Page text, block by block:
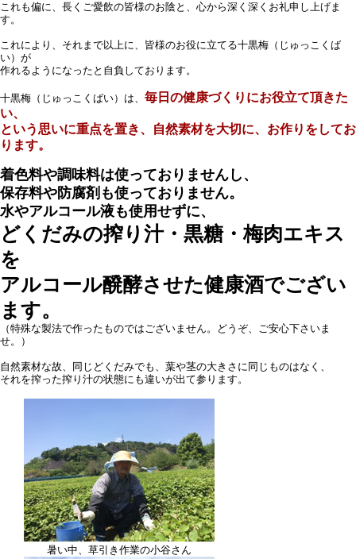
これも偏に、長くご愛飲の皆様のお陰と、心から深く深くお礼申し上げま
す。
これにより、それまで以上に、皆様のお役に立てる十黒梅（じゅっこくば
い）が
作れるようになったと自負しております。
十黒梅（じゅっこくばい）は、 毎日の健康づくりにお役立て頂きた
い、
という思いに重点を置き、自然素材を大切に、お作りをしてお
ります。
着色料や調味料は使っておりませんし、
保存料や防腐剤も使っておりません。
水やアルコール液も使用せずに、
どくだみの搾り汁・黒糖・梅肉エキス
を
アルコール醗酵させた健康酒でござい
ます。
（特殊な製法で作ったものではございません。どうぞ、ご安心下さいま
せ。）
自然素材な故、同じどくだみでも、葉や茎の大きさに同じものはなく、
それを搾った搾り汁の状態にも違いが出て参ります。
暑い中、草引き作業の小谷さん